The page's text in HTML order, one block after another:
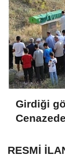
Girdiği
RESMİ